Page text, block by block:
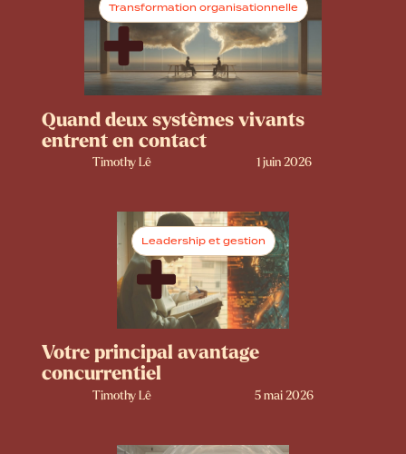
Transformation organisationnelle
Quand deux systèmes vivants
entrent en contact
Timothy Lê 1 juin 2026
Leadership et gestion
Votre principal avantage
concurrentiel
Timothy Lê 5 mai 2026